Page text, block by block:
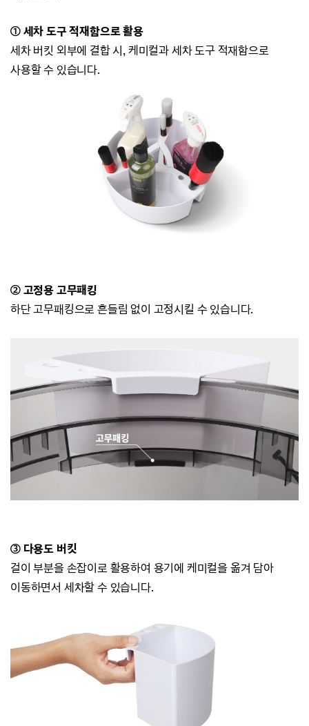
① 세차 도구 적재함으로 활용
세차 버킷 외부에 결합 시, 케미컬과 세차 도구 적재함으로
사용할 수 있습니다.
② 고정용 고무패킹
하단 고무패킹으로 흔들림 없이 고정시킬 수 있습니다.
③ 다용도 버킷
걸이 부분을 손잡이로 활용하여 용기에 케미컬을 옮겨 담아
이동하면서 세차할 수 있습니다.